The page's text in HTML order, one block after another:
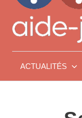
ACTUALITÉS